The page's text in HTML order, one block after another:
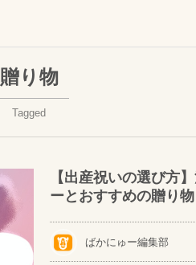
贈り物
Tagged
【出産祝いの選び方
ーとおすすめの贈り物
ばかにゅー編集部